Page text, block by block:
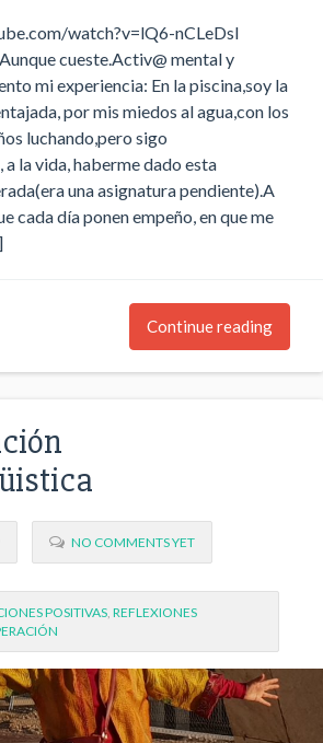
watch?v=lQ6-nCLeDsI
cueste.Activ@ mental y
mi experiencia: En la piscina,soy la
por mis miedos al agua,con los
luchando,pero sigo
la vida, haberme dado esta
una asignatura pendiente).A
cada día ponen empeño, en que me
Continue reading
NO COMMENTS YET
POSITIVAS, REFLEXIONES